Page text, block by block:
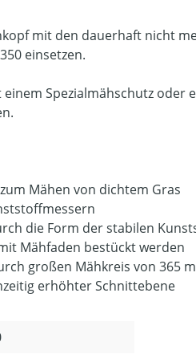
mit den dauerhaft nicht
350 einsetzen.
Spezialmähschutz oder
Mähen von dichtem Gras
die Form der stabilen
Mähfaden bestückt werden
großen Mähkreis von 365
erhöhter Schnittebene